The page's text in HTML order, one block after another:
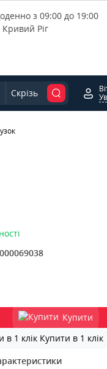
з 09:00 до 19:00
Ріг
Скрізь
Купити
Купити в 1 клік